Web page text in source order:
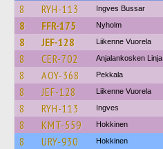
8 RYH-113 Ingves Bussar
8 FFR-175 Nyholm
8 JEF-128 Liikenne Vuorela
8 CER-702 Anjalankosken Linja
8 AOY-368 Pekkala
8 JEF-128 Liikenne Vuorela
8 RYH-113 Ingves
8 KMT-559 Hokkinen
8 URY-930 Hokkinen